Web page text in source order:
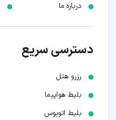
درباره ما
دسترسی سریع
رزرو هتل
بلیط هواپیما
بلیط اتوبوس